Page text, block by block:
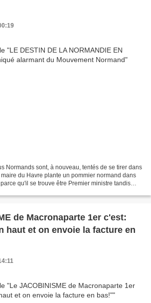
Normands sont, à nouveau, tentés de se tirer dans
du Havre plante un pommier normand dans
qu'il se trouve être Premier ministre tandis
de Macronaparte 1er c'est:
haut et on envoie la facture en